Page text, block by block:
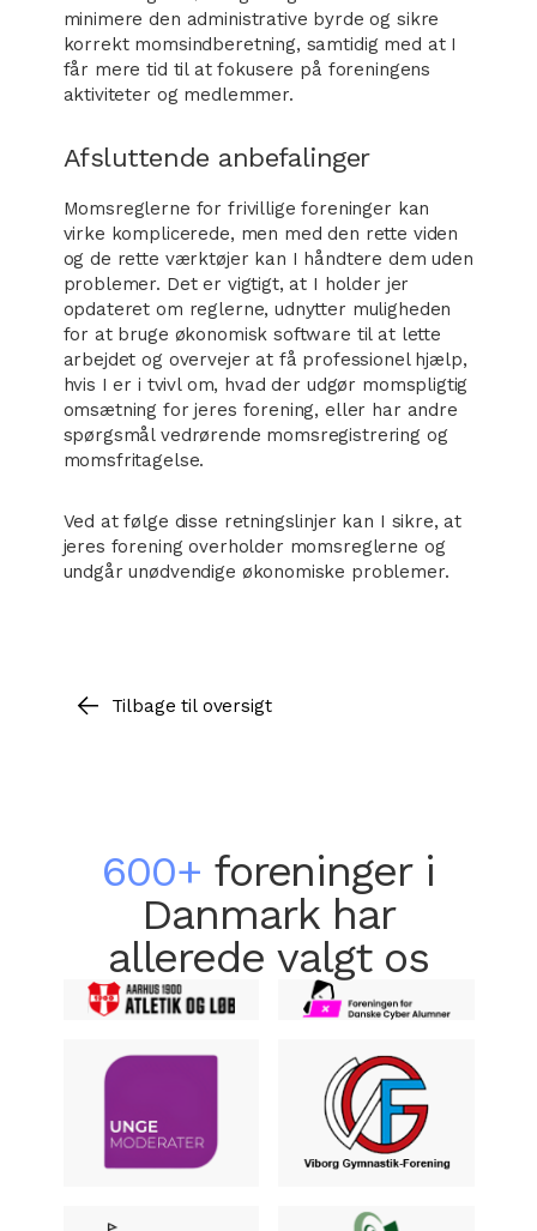
minimere den administrative byrde og sikre
korrekt momsindberetning, samtidig med at I
får mere tid til at fokusere på foreningens
aktiviteter og medlemmer.
Afsluttende anbefalinger
Momsreglerne for frivillige foreninger kan
virke komplicerede, men med den rette viden
og de rette værktøjer kan I håndtere dem uden
problemer. Det er vigtigt, at I holder jer
opdateret om reglerne, udnytter muligheden
for at bruge økonomisk software til at lette
arbejdet og overvejer at få professionel hjælp,
hvis I er i tvivl om, hvad der udgør momspligtig
omsætning for jeres forening, eller har andre
spørgsmål vedrørende momsregistrering og
momsfritagelse.
Ved at følge disse retningslinjer kan I sikre, at
jeres forening overholder momsreglerne og
undgår unødvendige økonomiske problemer.
Tilbage til oversigt
600+ foreninger i
Danmark har
allerede valgt os